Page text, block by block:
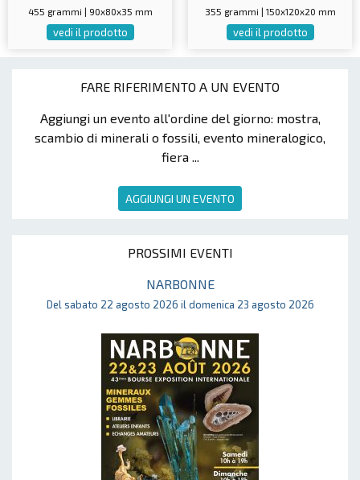
FARE RIFERIMENTO A UN EVENTO
Aggiungi un evento all'ordine del giorno: mostra,
scambio di minerali o fossili, evento mineralogico,
fiera ...
AGGIUNGI UN EVENTO
PROSSIMI EVENTI
NARBONNE
Del sabato 22 agosto 2026 il domenica 23 agosto 2026
455 grammi | 90x80x35 mm
vedi il prodotto
355 grammi | 150x120x20 mm
vedi il prodotto